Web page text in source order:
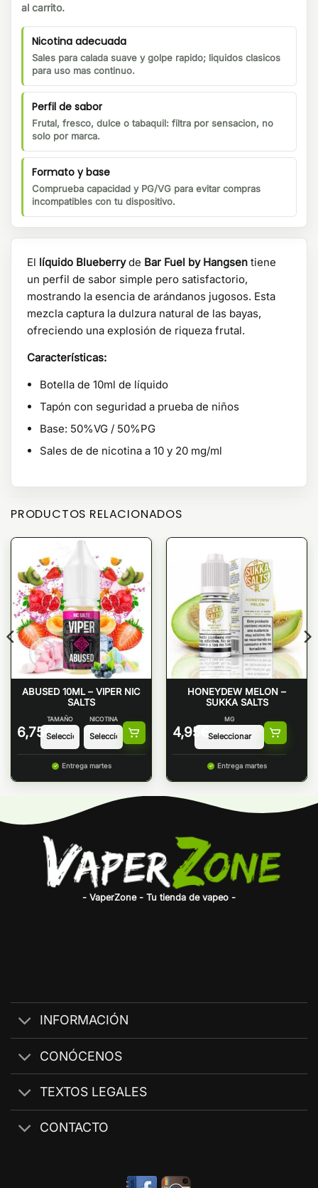
al carrito.
Nicotina adecuada
Sales para calada suave y golpe rapido; liquidos clasicos
para uso mas continuo.
Perfil de sabor
Frutal, fresco, dulce o tabaquil: filtra por sensacion, no
solo por marca.
Formato y base
Comprueba capacidad y PG/VG para evitar compras
incompatibles con tu dispositivo.
El líquido Blueberryde Bar Fuel by Hangsen tiene
un perfil de sabor simple pero satisfactorio,
mostrando la esencia de arándanos jugosos. Esta
mezcla captura la dulzura natural de las bayas,
ofreciendo una explosión de riqueza frutal.
Características:
Botella de 10ml de líquido
Tapón con seguridad a prueba de niños
Base: 50%VG / 50%PG
Sales de de nicotina a 10 y 20 mg/ml
PRODUCTOS RELACIONADOS
ABUSED 10ML – VIPER NIC
SALTS
6,75 €
TAMAÑO NICOTINA
Entrega martes
HONEYDEW MELON –
SUKKA SALTS
4,95 €
MG
Entrega martes
- VaperZone - Tu tienda de vapeo -
INFORMACIÓN
CONÓCENOS
TEXTOS LEGALES
CONTACTO